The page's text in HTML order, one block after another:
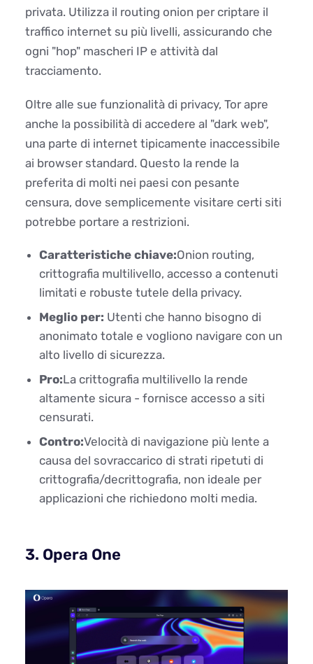
privata. Utilizza il routing onion per criptare il
traffico internet su più livelli, assicurando che
ogni "hop" mascheri IP e attività dal
tracciamento.
Oltre alle sue funzionalità di privacy, Tor apre
anche la possibilità di accedere al "dark web",
una parte di internet tipicamente inaccessibile
ai browser standard. Questo la rende la
preferita di molti nei paesi con pesante
censura, dove semplicemente visitare certi siti
potrebbe portare a restrizioni.
Caratteristiche chiave:Onion routing,
crittografia multilivello, accesso a contenuti
limitati e robuste tutele della privacy.
Meglio per: Utenti che hanno bisogno di
anonimato totale e vogliono navigare con un
alto livello di sicurezza.
Pro:La crittografia multilivello la rende
altamente sicura - fornisce accesso a siti
censurati.
Contro:Velocità di navigazione più lente a
causa del sovraccarico di strati ripetuti di
crittografia/decrittografia, non ideale per
applicazioni che richiedono molti media.
3. Opera One